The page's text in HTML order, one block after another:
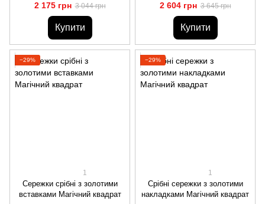
2 175 грн 3 044 грн
Купити
2 604 грн 3 645 грн
Купити
−29%
1
Сережки срібні з золотими
вставками Магічний квадрат
−29%
1
Срібні сережки з золотими
накладками Магічний квадрат